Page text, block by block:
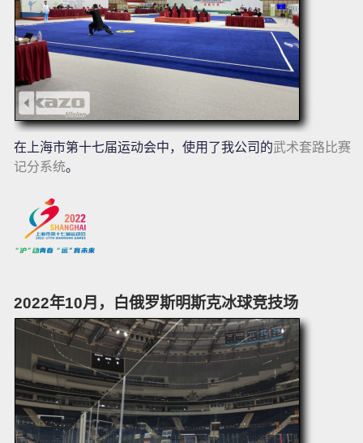
在上海市第十七届运动会中，使用了我公司的武术套路比赛
记分系统。
2022年10月，白俄罗斯明斯克冰球竞技场